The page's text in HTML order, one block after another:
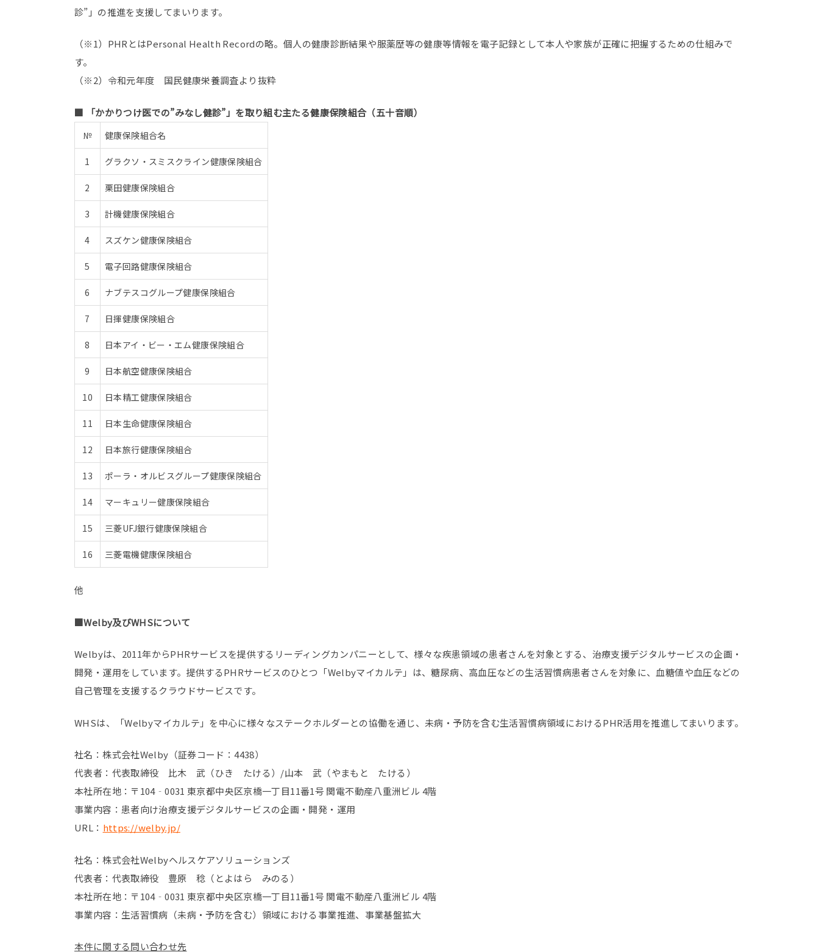
診”」の推進を支援してまいります。
（※1）PHRとはPersonal Health Recordの略。個人の健康診断結果や服薬歴等の健康等情報を電子記録として本人や家族が正確に把握するための仕組みで
す。
（※2）令和元年度 国民健康栄養調査より抜粋
■ 「かかりつけ医での”みなし健診”」を取り組む主たる健康保険組合（五十音順）
№ 健康保険組合名
1 グラクソ・スミスクライン健康保険組合
2 栗田健康保険組合
3 計機健康保険組合
4 スズケン健康保険組合
5 電子回路健康保険組合
6 ナブテスコグループ健康保険組合
7 日揮健康保険組合
8 日本アイ・ビー・エム健康保険組合
9 日本航空健康保険組合
10 日本精工健康保険組合
11 日本生命健康保険組合
12 日本旅行健康保険組合
13 ポーラ・オルビスグループ健康保険組合
14 マーキュリー健康保険組合
15 三菱UFJ銀行健康保険組合
16 三菱電機健康保険組合
他
■Welby及びWHSについて
Welbyは、2011年からPHRサービスを提供するリーディングカンパニーとして、様々な疾患領域の患者さんを対象とする、治療支援デジタルサービスの企画・
開発・運用をしています。提供するPHRサービスのひとつ「Welbyマイカルテ」は、糖尿病、高血圧などの生活習慣病患者さんを対象に、血糖値や血圧などの
自己管理を支援するクラウドサービスです。
WHSは、「Welbyマイカルテ」を中心に様々なステークホルダーとの協働を通じ、未病・予防を含む生活習慣病領域におけるPHR活用を推進してまいります。
社名：株式会社Welby（証券コード：4438）
代表者：代表取締役 比木 武（ひき たける）/山本 武（やまもと たける）
本社所在地：〒104‐0031 東京都中央区京橋一丁目11番1号 関電不動産八重洲ビル 4階
事業内容：患者向け治療支援デジタルサービスの企画・開発・運用
URL： https://welby.jp/
社名：株式会社Welbyヘルスケアソリューションズ
代表者：代表取締役 豊原 稔（とよはら みのる）
本社所在地：〒104‐0031 東京都中央区京橋一丁目11番1号 関電不動産八重洲ビル 4階
事業内容：生活習慣病（未病・予防を含む）領域における事業推進、事業基盤拡大
本件に関する問い合わせ先